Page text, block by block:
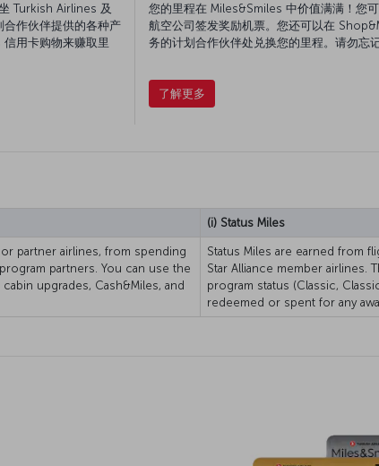
Turkish Airlines 及
作伙伴提供的各种产
用卡购物来赚取里
您的里程在 Miles&Smiles 中价值满满！您
航空公司签发奖励机票。您还可以在
务的计划合作伙伴处兑换您的里程。请勿忘
了解更多
(i) Status Miles
partner airlines, from spending
partners. You can use the
upgrades, Cash&Miles, and
Status Miles are earned from
Star Alliance member airlines.
program status (Classic,
redeemed or spent for any